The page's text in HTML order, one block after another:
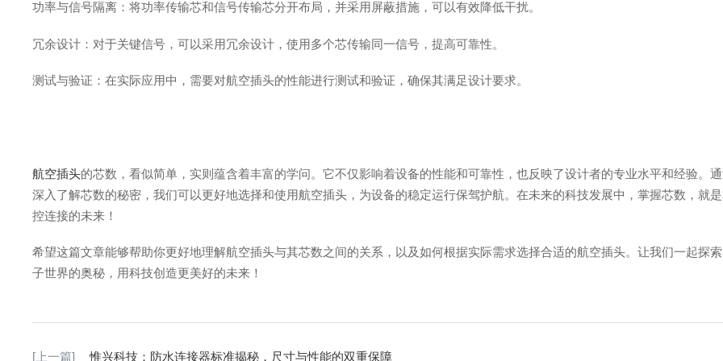
功率与信号隔离：将功率传输芯和信号传输芯分开布局，并采用屏蔽措施，可以有效降低干扰。
冗余设计：对于关键信号，可以采用冗余设计，使用多个芯传输同一信号，提高可靠性。
测试与验证：在实际应用中，需要对航空插头的性能进行测试和验证，确保其满足设计要求。
航空插头的芯数，看似简单，实则蕴含着丰富的学问。它不仅影响着设备的性能和可靠性，也反映了设计者的专业水平和经验。
深入了解芯数的秘密，我们可以更好地选择和使用航空插头，为设备的稳定运行保驾护航。在未来的科技发展中，掌握芯数，就
控连接的未来！
希望这篇文章能够帮助你更好地理解航空插头与其芯数之间的关系，以及如何根据实际需求选择合适的航空插头。让我们一起探
子世界的奥秘，用科技创造更美好的未来！
[上一篇] 惟兴科技：防水连接器标准揭秘，尺寸与性能的双重保障